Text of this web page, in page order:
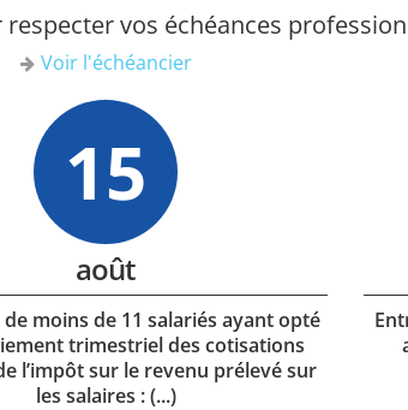
vos échéances
Voir l'échéancier
15
août
moins de 11 salariés ayant opté
trimestriel des cotisations
l’impôt sur le revenu prélevé sur
les salaires :(...)